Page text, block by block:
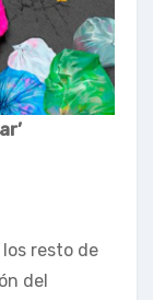
resto de
del